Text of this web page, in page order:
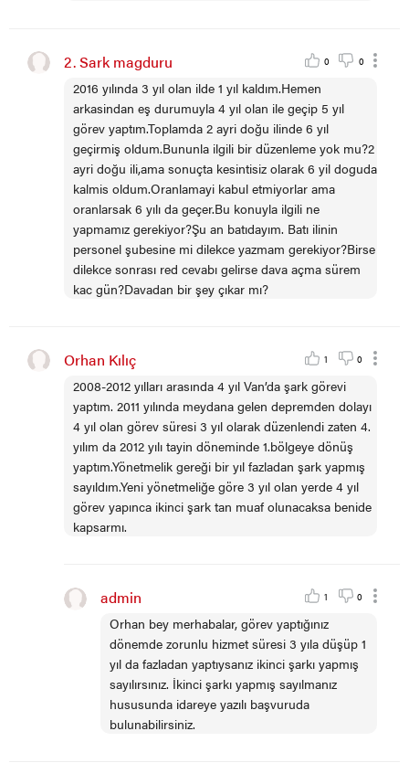
2. Sark magduru 0 0
2016 yılında 3 yıl olan ilde 1 yıl kaldım.Hemen
arkasindan eş durumuyla 4 yıl olan ile geçip 5 yıl
görev yaptım.Toplamda 2 ayri doğu ilinde 6 yıl
geçirmiş oldum.Bununla ilgili bir düzenleme yok mu?2
ayri doğu ili,ama sonuçta kesintisiz olarak 6 yil doguda
kalmis oldum.Oranlamayi kabul etmiyorlar ama
oranlarsak 6 yılı da geçer.Bu konuyla ilgili ne
yapmamız gerekiyor?Şu an batıdayım. Batı ilinin
personel şubesine mi dilekce yazmam gerekiyor?Birse
dilekce sonrası red cevabı gelirse dava açma sürem
kac gün?Davadan bir şey çıkar mı?
Orhan Kılıç 1 0
2008-2012 yılları arasında 4 yıl Van’da şark görevi
yaptım. 2011 yılında meydana gelen depremden dolayı
4 yıl olan görev süresi 3 yıl olarak düzenlendi zaten 4.
yılım da 2012 yılı tayin döneminde 1.bölgeye dönüş
yaptım.Yönetmelik gereği bir yıl fazladan şark yapmış
sayıldım.Yeni yönetmeliğe göre 3 yıl olan yerde 4 yıl
görev yapınca ikinci şark tan muaf olunacaksa benide
kapsarmı.
admin 1 0
Orhan bey merhabalar, görev yaptığınız
dönemde zorunlu hizmet süresi 3 yıla düşüp 1
yıl da fazladan yaptıysanız ikinci şarkı yapmış
sayılırsınız. İkinci şarkı yapmış sayılmanız
hususunda idareye yazılı başvuruda
bulunabilirsiniz.